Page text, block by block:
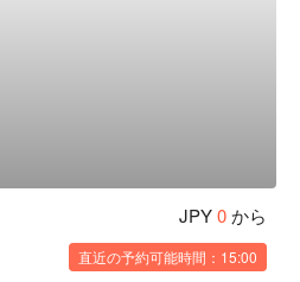
JPY0から
直近の予約可能時間：15:00